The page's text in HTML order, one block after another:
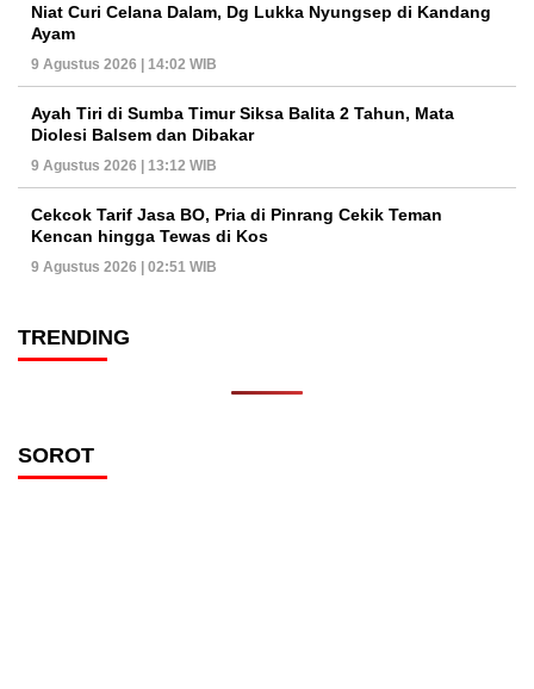
Niat Curi Celana Dalam, Dg Lukka Nyungsep di Kandang
Ayam
9 Agustus 2026 | 14:02 WIB
Ayah Tiri di Sumba Timur Siksa Balita 2 Tahun, Mata
Diolesi Balsem dan Dibakar
9 Agustus 2026 | 13:12 WIB
Cekcok Tarif Jasa BO, Pria di Pinrang Cekik Teman
Kencan hingga Tewas di Kos
9 Agustus 2026 | 02:51 WIB
TRENDING
SOROT